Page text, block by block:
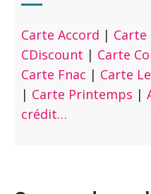
Carte Accord | Carte
CDiscount | Carte
Carte Fnac | Carte
| Carte Printemps |
crédit…